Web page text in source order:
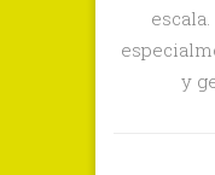
y